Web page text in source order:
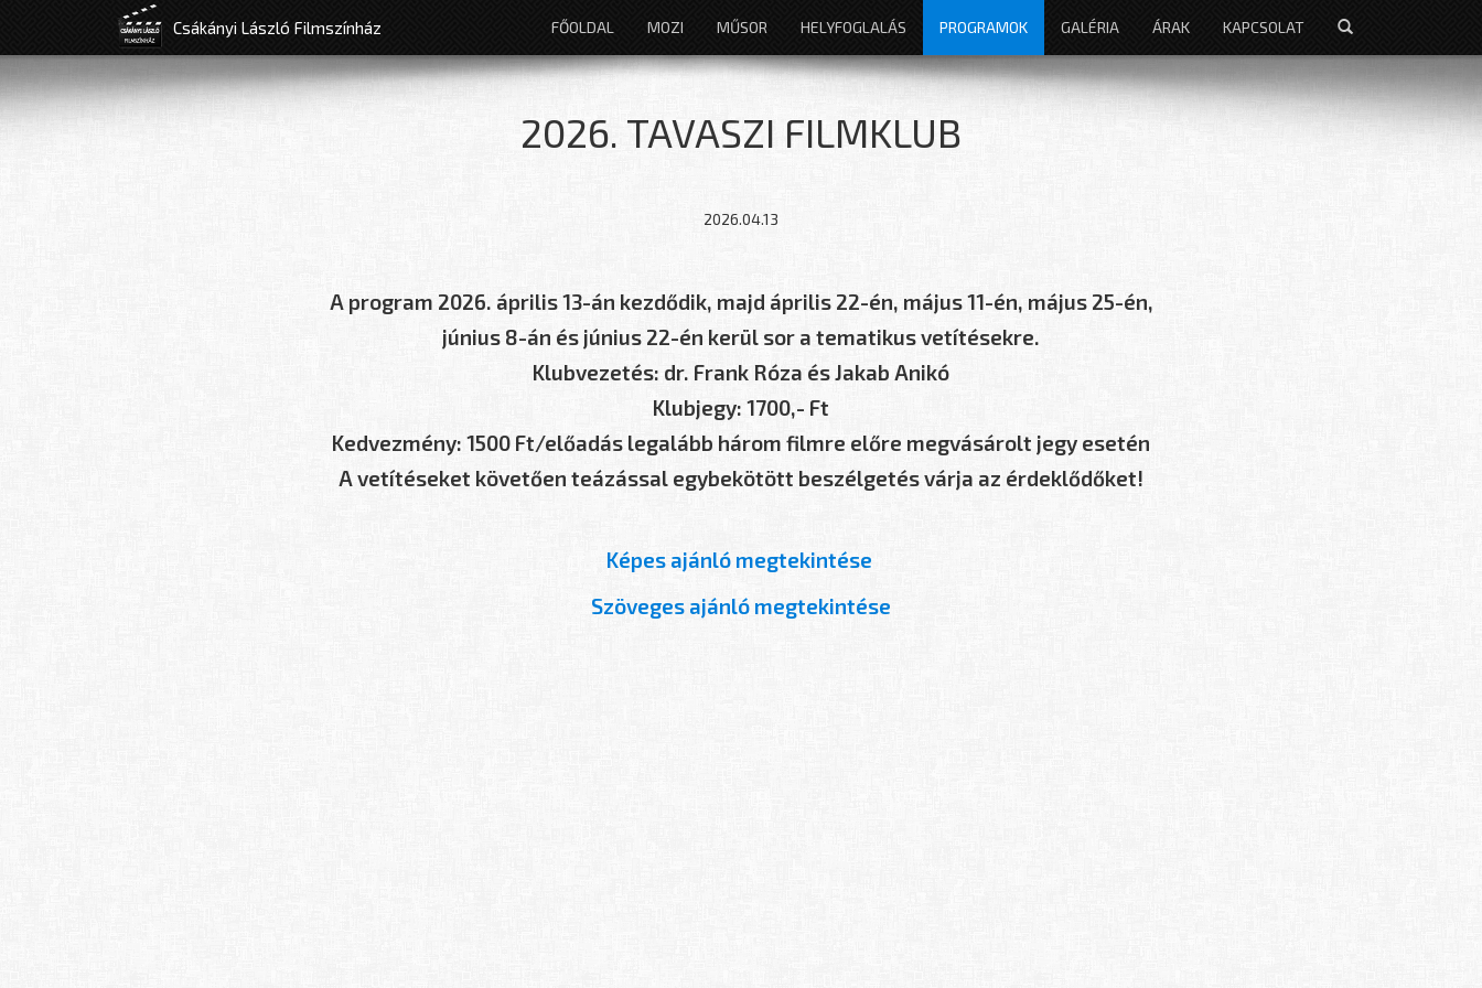
Csákányi László Filmszínház FŐOLDAL MOZI MŰSOR HELYFOGLALÁS PROGRAMOK GALÉRIA ÁRAK KAPCSOLAT
2026. TAVASZI FILMKLUB
2026.04.13
A program 2026. április 13-án kezdődik, majd április 22-én, május 11-én, május 25-én,
június 8-án és június 22-én kerül sor a tematikus vetítésekre.
Klubvezetés: dr. Frank Róza és Jakab Anikó
Klubjegy: 1700,- Ft
Kedvezmény: 1500 Ft/előadás legalább három filmre előre megvásárolt jegy esetén
A vetítéseket követően teázással egybekötött beszélgetés várja az érdeklődőket!
Képes ajánló megtekintése
Szöveges ajánló megtekintése